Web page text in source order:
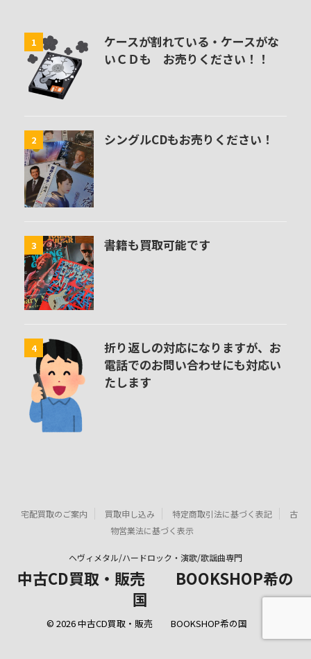
1
ケースが割れている・ケースがな
いＣＤも お売りください！！
2 シングルCDもお売りください！
3 書籍も買取可能です
4
折り返しの対応になりますが、お
電話でのお問い合わせにも対応い
たします
宅配買取のご案内 買取申し込み 特定商取引法に基づく表記
古
物営業法に基づく表示
ヘヴィメタル/ハードロック・演歌/歌謡曲専門
中古CD買取・販売 BOOKSHOP希の
国
© 2026 中古CD買取・販売 BOOKSHOP希の国